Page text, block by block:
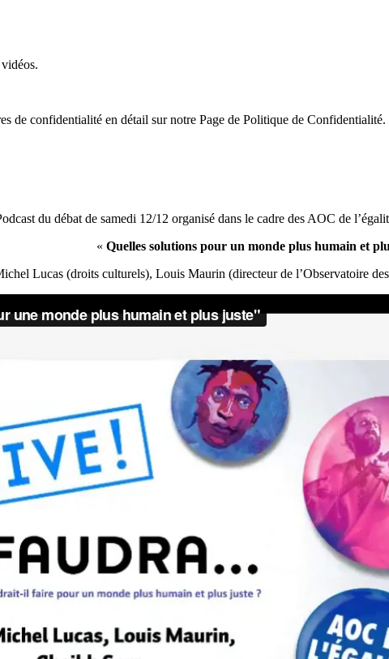
de confidentialité en détail sur notre Page de Politique de Confidentialité.
du débat de samedi 12/12 organisé dans le cadre des AOC de
« Quelles solutions pour un monde plus humain et
Lucas (droits culturels), Louis Maurin (directeur de l’Observatoire